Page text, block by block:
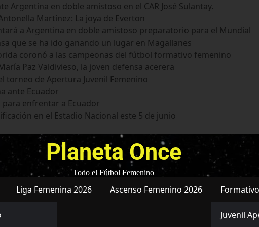
Argentina en doble amistoso en el CAR José Sulantay.
Martínez: La joya de Everton
a Argentina en doble amistoso preparatorio para el Mundial
que se ha ido ganando un lugar en Magallanes
coronó a las campeonas del fútbol formativo femenino
Paz Valdivieso, la joven defensa acerera
torneo de Apertura Juvenil Femenino
ante Ecuador
para enfrentar a Ecuador
en el Estadio Nacional este 5 de junio
Planeta Once
Todo el Fútbol Femenino
Liga Femenina 2026 Ascenso Femenino 2026
Juvenil